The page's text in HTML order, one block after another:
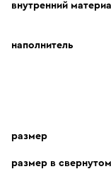
внутренний
наполнитель
размер
размер в